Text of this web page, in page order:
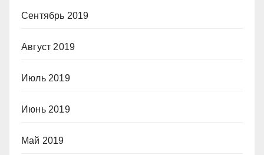
Сентябрь 2019
Август 2019
Июль 2019
Июнь 2019
Май 2019